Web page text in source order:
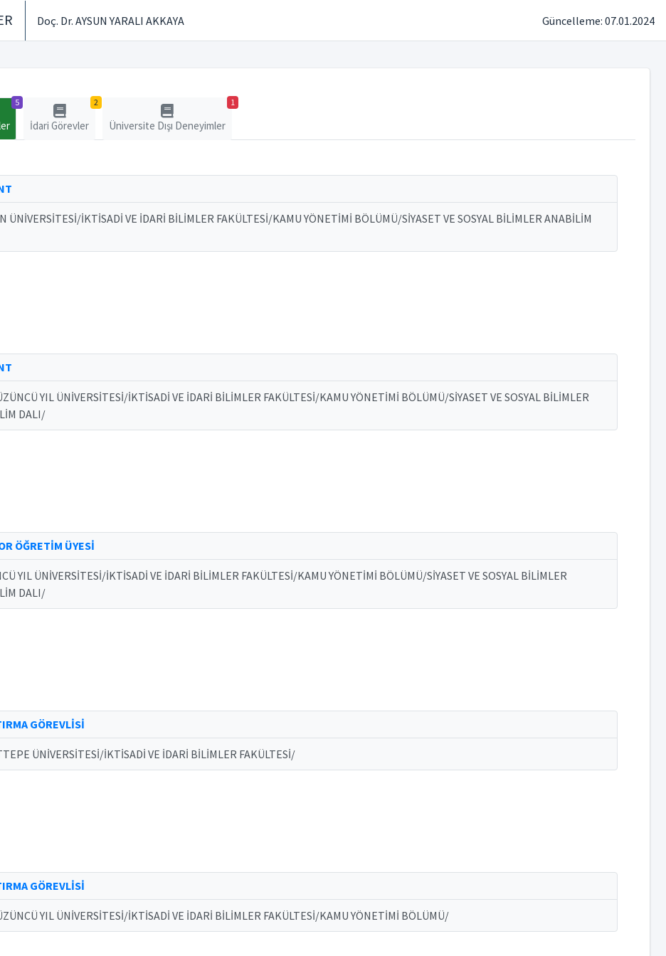
Doç. Dr. AYSUN YARALI AKKAYA Güncelleme: 07.01.2024
5 2
İdari Görevler
1
Üniversite Dışı Deneyimler
ÜNİVERSİTESİ/İKTİSADİ VE İDARİ BİLİMLER FAKÜLTESİ/KAMU YÖNETİMİ BÖLÜMÜ/SİYASET VE SOSYAL BİLİMLER ANABİLİM
YIL ÜNİVERSİTESİ/İKTİSADİ VE İDARİ BİLİMLER FAKÜLTESİ/KAMU YÖNETİMİ BÖLÜMÜ/SİYASET VE SOSYAL BİLİMLER
DALI/
ÖĞRETİM ÜYESİ
YIL ÜNİVERSİTESİ/İKTİSADİ VE İDARİ BİLİMLER FAKÜLTESİ/KAMU YÖNETİMİ BÖLÜMÜ/SİYASET VE SOSYAL BİLİMLER
DALI/
GÖREVLİSİ
ÜNİVERSİTESİ/İKTİSADİ VE İDARİ BİLİMLER FAKÜLTESİ/
GÖREVLİSİ
YIL ÜNİVERSİTESİ/İKTİSADİ VE İDARİ BİLİMLER FAKÜLTESİ/KAMU YÖNETİMİ BÖLÜMÜ/